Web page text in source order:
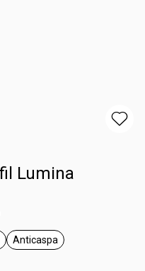
Lumina
unissex
etiqueta Anticaspa
Anticaspa